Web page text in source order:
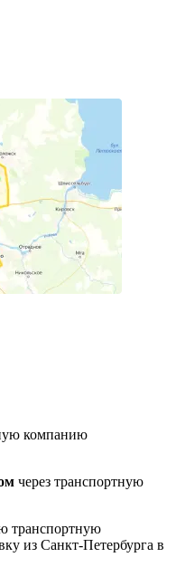
компанию
через транспортную
транспортную
из Санкт-Петербурга в